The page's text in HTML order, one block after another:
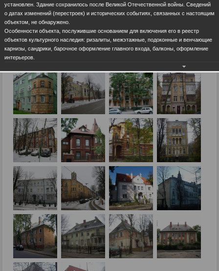
установлен. Здание сохранилось после Великой Отечественной войны. Сведений
о датах изменений (перестроек) и исторических событиях, связанных с настоящим
объектом, не обнаружено.
Особенности объекта, послужившие основанием для включения его в реестр
объектов культурного наследия: ризалиты, межэтажные, подоконные и венчающие
карнизы, сандрики, барочное оформление главного входа, балконы, оформление
интерьеров.